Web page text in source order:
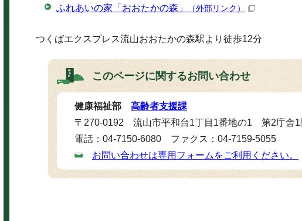
ふれあいの家「おおたかの森」 （外部リンク）
つくばエクスプレス流山おおたかの森駅より徒歩12分
このページに関するお問い合わせ
健康福祉部 高齢者支援課
〒270-0192 流山市平和台1丁目1番地の1 第2庁舎1
電話：04-7150-6080 ファクス：04-7159-5055
お問い合わせは専用フォームをご利用ください。